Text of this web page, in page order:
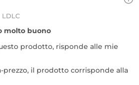
LDLC
molto buono
prodotto, risponde alle mie
prezzo, il prodotto corrisponde alla